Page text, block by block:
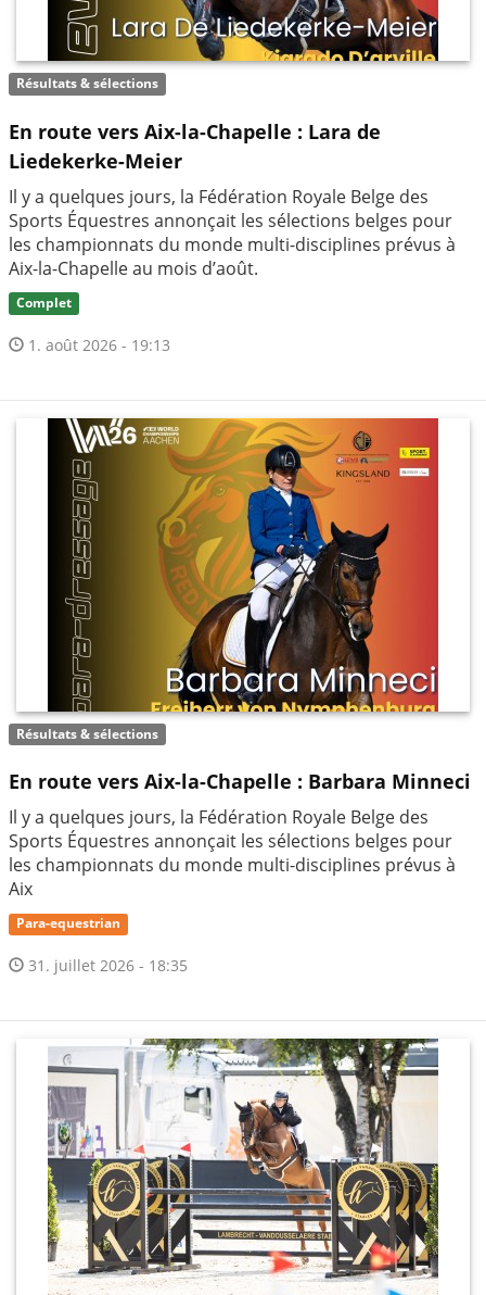
Résultats & sélections
En route vers Aix-la-Chapelle : Lara de
Liedekerke-Meier
Il y a quelques jours, la Fédération Royale Belge des
Sports Équestres annonçait les sélections belges pour
les championnats du monde multi-disciplines prévus à
Aix-la-Chapelle au mois d’août.
Complet
1. août 2026 - 19:13
Résultats & sélections
En route vers Aix-la-Chapelle : Barbara Minneci
Il y a quelques jours, la Fédération Royale Belge des
Sports Équestres annonçait les sélections belges pour
les championnats du monde multi-disciplines prévus à
Aix
Para-equestrian
31. juillet 2026 - 18:35